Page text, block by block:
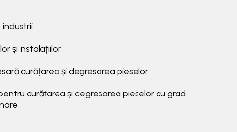
industrii
și instalațiilor
curățarea și degresarea pieselor
curățarea și degresarea pieselor cu grad